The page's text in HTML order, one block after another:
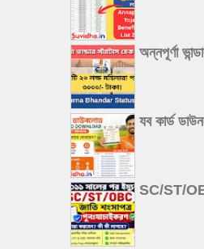
অন্নপূর্ণা
যব কার্ড
SC/ST/